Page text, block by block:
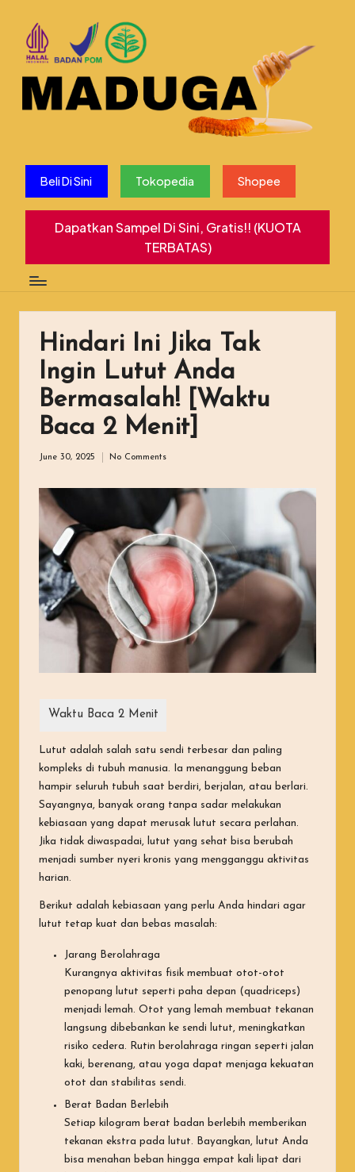
Beli Di Sini Tokopedia Shopee
Dapatkan Sampel Di Sini, Gratis!! (KUOTA
TERBATAS)
Hindari Ini Jika Tak
Ingin Lutut Anda
Bermasalah! [Waktu
Baca 2 Menit]
June 30, 2025 No Comments
Lutut adalah salah satu sendi terbesar dan paling
kompleks di tubuh manusia. Ia menanggung beban
hampir seluruh tubuh saat berdiri, berjalan, atau berlari.
Sayangnya, banyak orang tanpa sadar melakukan
kebiasaan yang dapat merusak lutut secara perlahan.
Jika tidak diwaspadai, lutut yang sehat bisa berubah
menjadi sumber nyeri kronis yang mengganggu aktivitas
harian.
Berikut adalah kebiasaan yang perlu Anda hindari agar
lutut tetap kuat dan bebas masalah:
Jarang Berolahraga
Kurangnya aktivitas fisik membuat otot-otot
penopang lutut seperti paha depan (quadriceps)
menjadi lemah. Otot yang lemah membuat tekanan
langsung dibebankan ke sendi lutut, meningkatkan
risiko cedera. Rutin berolahraga ringan seperti jalan
kaki, berenang, atau yoga dapat menjaga kekuatan
otot dan stabilitas sendi.
Berat Badan Berlebih
Setiap kilogram berat badan berlebih memberikan
tekanan ekstra pada lutut. Bayangkan, lutut Anda
bisa menahan beban hingga empat kali lipat dari